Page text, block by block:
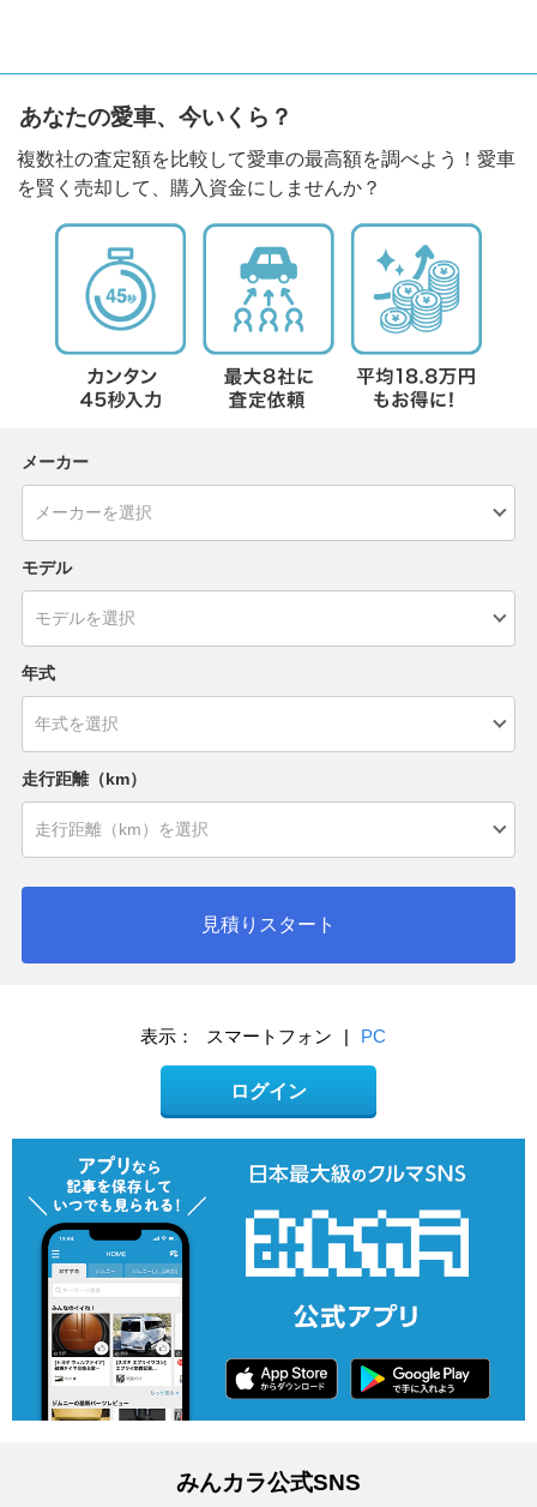
あなたの愛車、今いくら？
複数社の査定額を比較して愛車の最高額を調べよう！愛車
を賢く売却して、購入資金にしませんか？
メーカー
モデル
年式
走行距離（km）
見積りスタート
表示： スマートフォン | PC
ログイン
みんカラ公式SNS